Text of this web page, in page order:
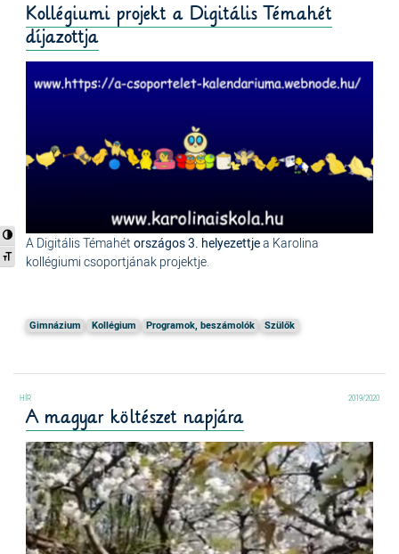
Nagy kontraszt váltása
Betűméret váltása
Kollégiumi projekt a Digitális Témahét
díjazottja
A Digitális Témahét országos 3. helyezettjea Karolina
kollégiumi csoportjának projektje.
Gimnázium Kollégium Programok, beszámolók Szülők
2019/2020
A magyar költészet napjára